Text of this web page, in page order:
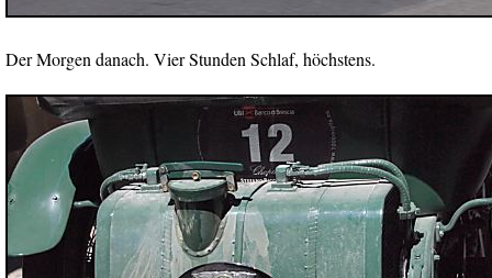
Der Morgen danach. Vier Stunden Schlaf, höchstens.